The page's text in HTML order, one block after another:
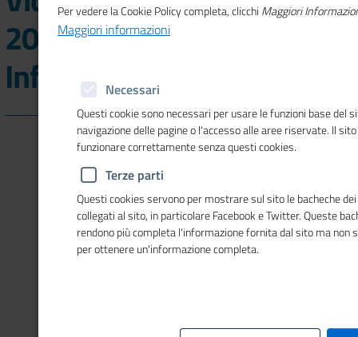
2026 - Sistema
Informativo Excelsior
Abilitare i cookie di terze parti per visualizzare il contenuto.
Clicca quie successivamente su
abilitarli
Per vedere la Cookie Policy completa, clicchi Maggiori
Maggiori informazioni
Necessari
Questi cookie sono necessari per usare le funzioni base del
navigazione delle pagine o l'accesso alle aree riservate. Il
funzionare correttamente senza questi cookies.
Terze parti
Questi cookies servono per mostrare sul sito le bacheche
collegati al sito, in particolare Facebook e Twitter. Queste
rendono più completa l'informazione fornita dal sito ma non
per ottenere un'informazione completa.